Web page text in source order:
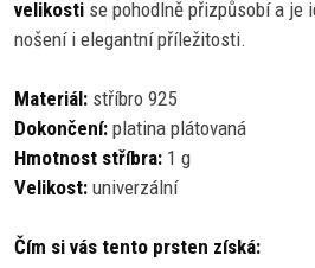
velikosti se pohodlně přizpůsobí a je
nošení i elegantní příležitosti.
Materiál: stříbro 925
Dokončení: platina plátovaná
Hmotnost stříbra: 1 g
Velikost: univerzální
Čím si vás tento prsten získá: